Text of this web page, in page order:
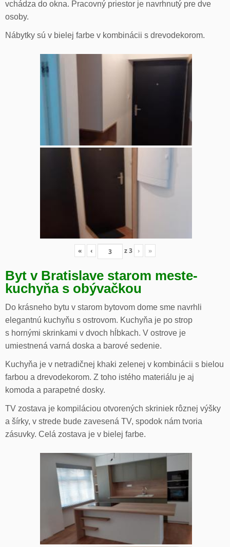
vchádza do okna. Pracovný priestor je navrhnutý pre dve
osoby.
Nábytky sú v bielej farbe v kombinácii s drevodekorom.
« ‹ z3 › »
Byt v Bratislave starom meste-
kuchyňa s obývačkou
Do krásneho bytu v starom bytovom dome sme navrhli
elegantnú kuchyňu s ostrovom. Kuchyňa je po strop
s hornými skrinkami v dvoch hĺbkach. V ostrove je
umiestnená varná doska a barové sedenie.
Kuchyňa je v netradičnej khaki zelenej v kombinácii s bielou
farbou a drevodekorom. Z toho istého materiálu je aj
komoda a parapetné dosky.
TV zostava je kompiláciou otvorených skriniek rôznej výšky
a šírky, v strede bude zavesená TV, spodok nám tvoria
zásuvky. Celá zostava je v bielej farbe.